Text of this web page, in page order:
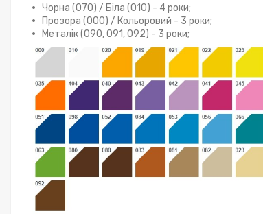
Чорна (070) / Біла (010) - 4 роки;
Прозора (000) / Кольоровий - 3 роки;
Металік (090, 091, 092) - 3 роки;